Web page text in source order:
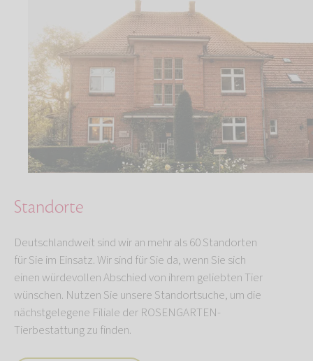
Standorte
Deutschlandweit sind wir an mehr als 60 Standorten
für Sie im Einsatz. Wir sind für Sie da, wenn Sie sich
einen würdevollen Abschied von ihrem geliebten Tier
wünschen. Nutzen Sie unsere Standortsuche, um die
nächstgelegene Filiale der ROSENGARTEN-
Tierbestattung zu finden.